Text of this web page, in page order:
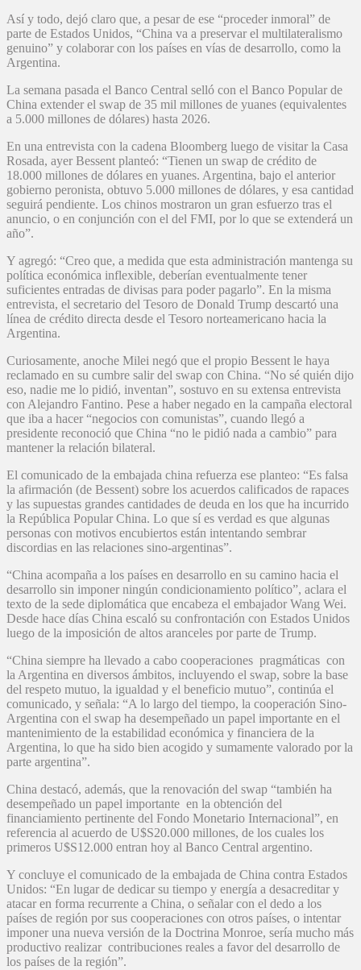
Así y todo, dejó claro que, a pesar de ese “proceder inmoral” de
parte de Estados Unidos, “China va a preservar el multilateralismo
genuino” y colaborar con los países en vías de desarrollo, como la
Argentina.
La semana pasada el Banco Central selló con el Banco Popular de
China extender el swap de 35 mil millones de yuanes (equivalentes
a 5.000 millones de dólares) hasta 2026.
En una entrevista con la cadena Bloomberg luego de visitar la Casa
Rosada, ayer Bessent planteó: “Tienen un swap de crédito de
18.000 millones de dólares en yuanes. Argentina, bajo el anterior
gobierno peronista, obtuvo 5.000 millones de dólares, y esa cantidad
seguirá pendiente. Los chinos mostraron un gran esfuerzo tras el
anuncio, o en conjunción con el del FMI, por lo que se extenderá un
año”.
Y agregó: “Creo que, a medida que esta administración mantenga su
política económica inflexible, deberían eventualmente tener
suficientes entradas de divisas para poder pagarlo”. En la misma
entrevista, el secretario del Tesoro de Donald Trump descartó una
línea de crédito directa desde el Tesoro norteamericano hacia la
Argentina.
Curiosamente, anoche Milei negó que el propio Bessent le haya
reclamado en su cumbre salir del swap con China. “No sé quién dijo
eso, nadie me lo pidió, inventan”, sostuvo en su extensa entrevista
con Alejandro Fantino. Pese a haber negado en la campaña electoral
que iba a hacer “negocios con comunistas”, cuando llegó a
presidente reconoció que China “no le pidió nada a cambio” para
mantener la relación bilateral.
El comunicado de la embajada china refuerza ese planteo: “Es falsa
la afirmación (de Bessent) sobre los acuerdos calificados de rapaces
y las supuestas grandes cantidades de deuda en los que ha incurrido
la República Popular China. Lo que sí es verdad es que algunas
personas con motivos encubiertos están intentando sembrar
discordias en las relaciones sino-argentinas”.
“China acompaña a los países en desarrollo en su camino hacia el
desarrollo sin imponer ningún condicionamiento político”, aclara el
texto de la sede diplomática que encabeza el embajador Wang Wei.
Desde hace días China escaló su confrontación con Estados Unidos
luego de la imposición de altos aranceles por parte de Trump.
“China siempre ha llevado a cabo cooperaciones pragmáticas con
la Argentina en diversos ámbitos, incluyendo el swap, sobre la base
del respeto mutuo, la igualdad y el beneficio mutuo”, continúa el
comunicado, y señala: “A lo largo del tiempo, la cooperación Sino-
Argentina con el swap ha desempeñado un papel importante en el
mantenimiento de la estabilidad económica y financiera de la
Argentina, lo que ha sido bien acogido y sumamente valorado por la
parte argentina”.
China destacó, además, que la renovación del swap “también ha
desempeñado un papel importante en la obtención del
financiamiento pertinente del Fondo Monetario Internacional”, en
referencia al acuerdo de U$S20.000 millones, de los cuales los
primeros U$S12.000 entran hoy al Banco Central argentino.
Y concluye el comunicado de la embajada de China contra Estados
Unidos: “En lugar de dedicar su tiempo y energía a desacreditar y
atacar en forma recurrente a China, o señalar con el dedo a los
países de región por sus cooperaciones con otros países, o intentar
imponer una nueva versión de la Doctrina Monroe, sería mucho más
productivo realizar contribuciones reales a favor del desarrollo de
los países de la región”.